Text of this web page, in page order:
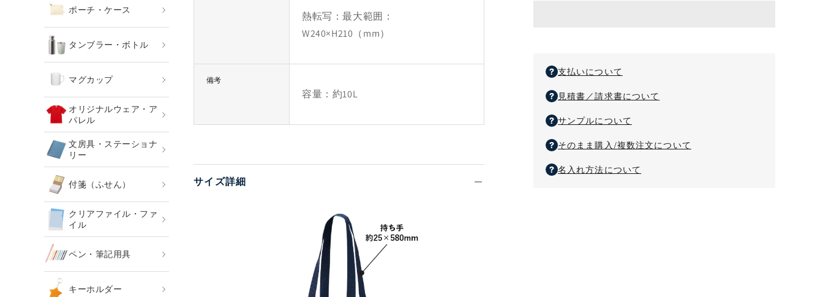
ポーチ・ケース
タンブラー・ボトル
マグカップ
オリジナルウェア・ア
パレル
文房具・ステーショナ
リー
付箋（ふせん）
クリアファイル・ファ
イル
ペン・筆記用具
キーホルダー
熱転写：最大範囲：
W240×H210（mm）
備考
容量：約10L
サイズ詳細
を
減
ら
や
支払いについて
見積書／請求書について
サンプルについて
そのまま購入/複数注文について
名入れ方法について